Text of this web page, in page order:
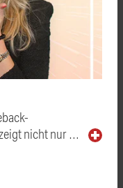
nicht nur …